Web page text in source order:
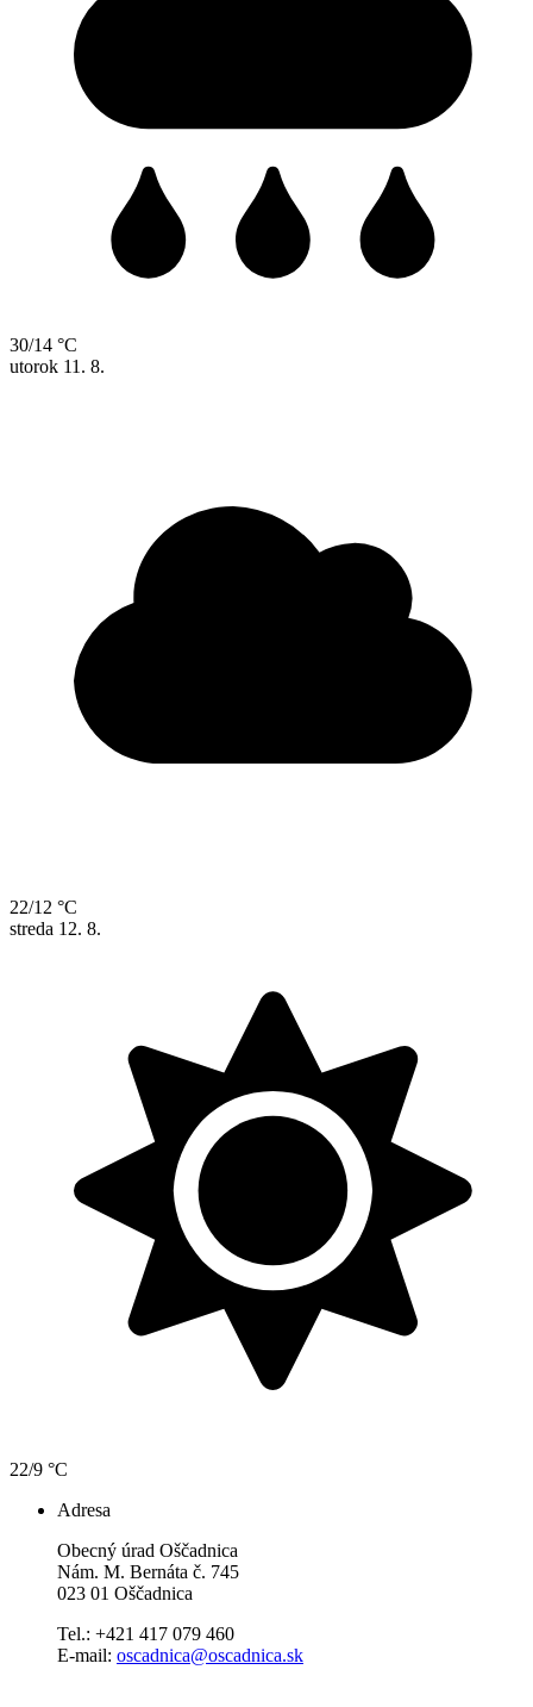
30/14 °C
utorok 11. 8.
22/12 °C
streda 12. 8.
22/9 °C
Adresa
Obecný úrad Oščadnica
Nám. M. Bernáta č. 745
023 01 Oščadnica
Tel.: +421 417 079 460
E-mail: oscadnica@oscadnica.sk